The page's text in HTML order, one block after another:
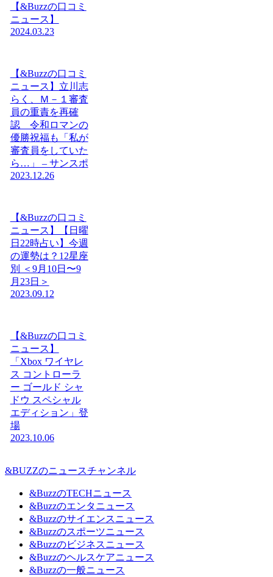
【&Buzzの口コミ
ニュース】
2024.03.23
【&Buzzの口コミ
ニュース】立川志
らく、Ｍ－１審査
員の重責を再確
認 令和ロマンの
優勝祝福も「私が
審査員をしていた
ら…」 – サンスポ
2023.12.26
【&Buzzの口コミ
ニュース】【日曜
日22時占い】今週
の運勢は？12星座
別 ＜9月10日〜9
月23日＞
2023.09.12
【&Buzzの口コミ
ニュース】
「Xbox ワイヤレ
ス コントローラ
ー ゴールド シャ
ドウ スペシャル
エディション」登
場
2023.10.06
&BUZZのニュースチャンネル
&BuzzのTECHニュース
&Buzzのエンタニュース
&Buzzのサイエンスニュース
&Buzzのスポーツニュース
&Buzzのビジネスニュース
&Buzzのヘルスケアニュース
&Buzzの一般ニュース